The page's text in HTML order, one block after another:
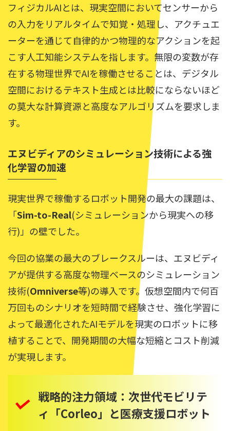
フィジカルAIとは、現実空間においてセンサーから
の入力をリアルタイムで知覚・処理し、アクチュエ
ーターを通じて自律的かつ物理的なアクションを起
こす人工知能システムを指します。無限の変数が存
在する物理世界でAIを稼働させることは、デジタル
空間におけるテキスト生成とは比較にならないほど
の莫大な計算資源と高度なアルゴリズムを要求しま
す。
エヌビディアのシミュレーション技術による強
化学習の加速
現実世界で稼働するロボット開発の最大の課題は、
「Sim-to-Real(シミュレーションから現実への移
行)」の壁でした。
今回の協業の最大のブレークスルーは、エヌビディ
アが提供する高度な物理ベースのシミュレーション
技術(Omniverse等)の導入です。仮想空間内で何百
万回ものシナリオを短時間で経験させ、強化学習に
よって最適化されたAIモデルを現実のロボットに移
植することで、開発期間の大幅な短縮とコスト削減
が実現します。
戦略的注力領域：次世代モビリテ
ィ「Corleo」と医療支援ロボット